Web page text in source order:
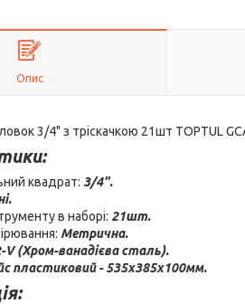
Опис
3/4" з тріскачкою 21шт TOPTUL
квадрат: 3/4".
в наборі: 21шт.
Метрична.
-V(Хром-ванадієва сталь).
пластиковий -535x385x100мм.